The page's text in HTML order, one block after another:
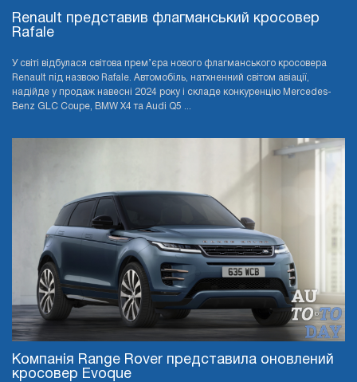
Renault представив флагманський кросовер
Rafale
У світі відбулася світова прем’єра нового флагманського кросовера
Renault під назвою Rafale. Автомобіль, натхненний світом авіації,
надійде у продаж навесні 2024 року і складе конкуренцію Mercedes-
Benz GLC Coupe, BMW X4 та Audi Q5 ...
Компанія Range Rover представила оновлений
кросовер Evoque